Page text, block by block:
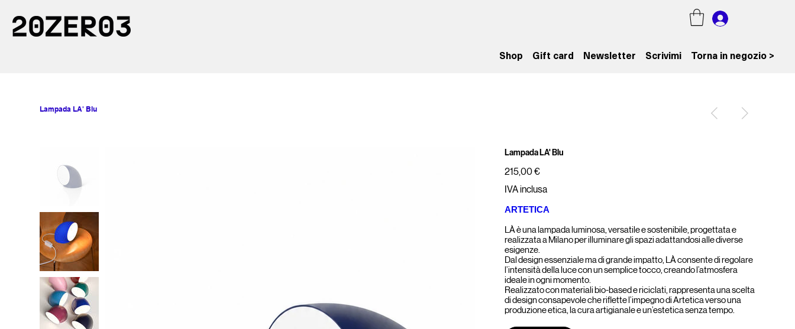
Shop Gift card Newsletter Scrivimi Torna in negozio >
Lampada LA' Blu
Lampada LA' Blu
Prezzo
215,00 €
IVA inclusa
ARTETICA
LÀ è una lampada luminosa, versatile e sostenibile, progettata e
realizzata a Milano per illuminare gli spazi adattandosi alle diverse
esigenze.
Dal design essenziale ma di grande impatto, LÀ consente di regolare
l’intensità della luce con un semplice tocco, creando l’atmosfera
ideale in ogni momento.
Realizzato con materiali bio-based e riciclati, rappresenta una scelta
di design consapevole che riflette l’impegno di Artetica verso una
produzione etica, la cura artigianale e un’estetica senza tempo.